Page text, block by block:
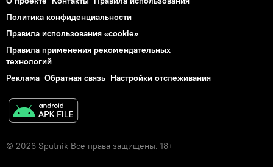
Политика конфиденциальности
Правила использования «cookie»
Правила применения рекомендательных
технологий
Реклама Обратная связь Настройки отслеживания
© 2026 Sputnik Все права защищены. 18+